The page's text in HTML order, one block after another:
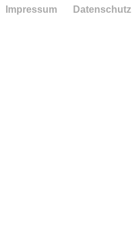
Impressum Datenschutz